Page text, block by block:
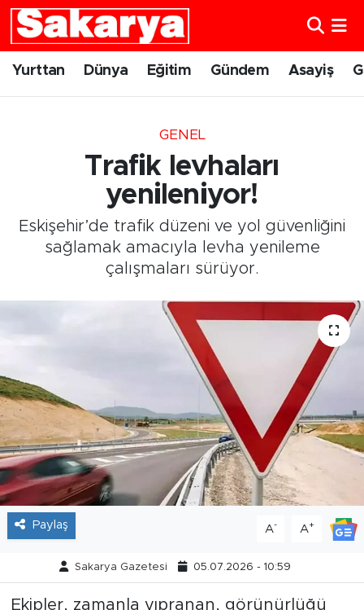
Yurttan Dünya Eğitim Gündem Asayiş
GENEL
Trafik levhaları
yenileniyor!
Eskişehir’de trafik düzeni ve yol güvenliğini
sağlamak amacıyla levha yenileme
çalışmaları sürüyor.
Paylaş A- A+
Sakarya Gazetesi 05.07.2026 - 10:59
Ekipler, zamanla yıpranan, görünürlüğü
Yurttan
Eskişehirspor
Tarihçe
Resmi İlanlar
Söyleşi
Foto Şaka
Teknoloji
Politika
Eskişehir Nöbetçi Eczaneler
Eskişehir Trafik Yoğunluk Haritası
Süper Lig Puan Durumu ve Fikstür
Tüm Manşetler
Son Dakika Haberleri